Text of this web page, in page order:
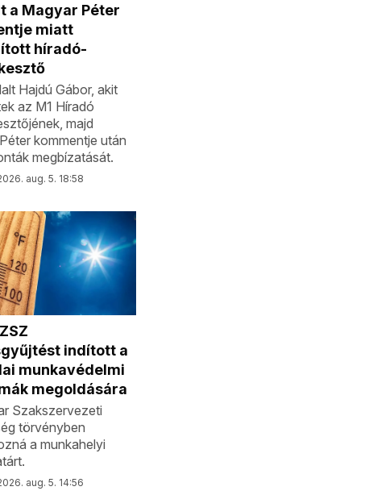
a Magyar Péter
miatt
híradó-
Hajdú Gábor, akit
az M1 Híradó
majd
kommentje után
megbízatását.
aug. 5. 18:58
indított a
munkavédelmi
megoldására
Szakszervezeti
törvényben
a munkahelyi
aug. 5. 14:56